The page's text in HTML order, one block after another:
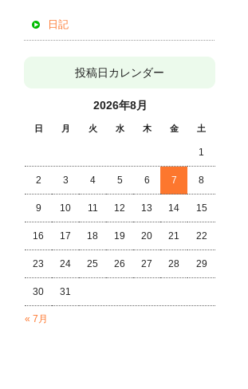
日記
投稿日カレンダー
2026年8月
日 月 火 水 木 金 土
« 7月
1
2 3 4 5 6 7 8
9 10 11 12 13 14 15
16 17 18 19 20 21 22
23 24 25 26 27 28 29
30 31